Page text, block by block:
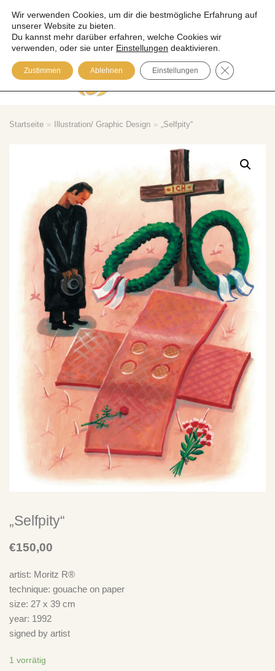
Zum
Inhalt
springen
Startseite » Illustration/ Graphic Design » „Selfpity“
„Selfpity“
€150,00
artist: Moritz R®
technique: gouache on paper
size: 27 x 39 cm
year: 1992
signed by artist
1 vorrätig
Warenkorb
Wir verwenden Cookies, um dir die bestmögliche Erfahrung auf
unserer Website zu bieten.
Du kannst mehr darüber erfahren, welche Cookies wir
verwenden, oder sie unter Einstellungen deaktivieren.
Zustimmen Ablehnen Einstellungen GDPR